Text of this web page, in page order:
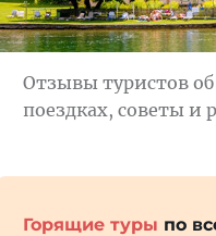
Отзывы туристов
поездках, советы и
Горящие туры по